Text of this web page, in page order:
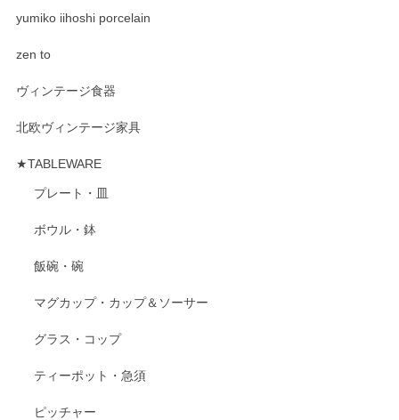
yumiko iihoshi porcelain
zen to
ヴィンテージ食器
北欧ヴィンテージ家具
★TABLEWARE
プレート・皿
ボウル・鉢
飯碗・碗
マグカップ・カップ＆ソーサー
グラス・コップ
ティーポット・急須
ピッチャー